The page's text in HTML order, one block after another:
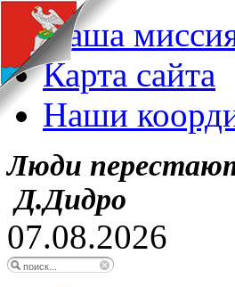
Наша
Карта сайта
Наши
Люди
Д.Дидро
07.08.2026